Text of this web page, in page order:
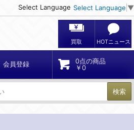
Select Language Select Language ▼
買取 HOTニュース
会員登録
0点の商品
￥0
検索